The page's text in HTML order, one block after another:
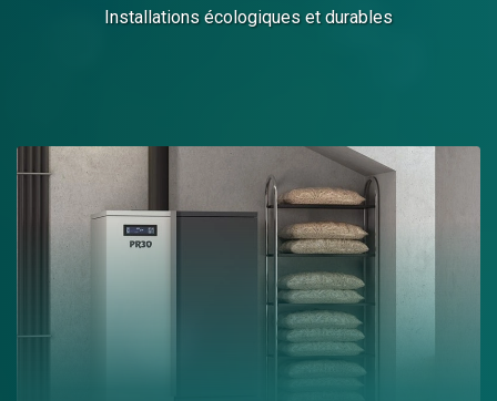
Installations écologiques et durables